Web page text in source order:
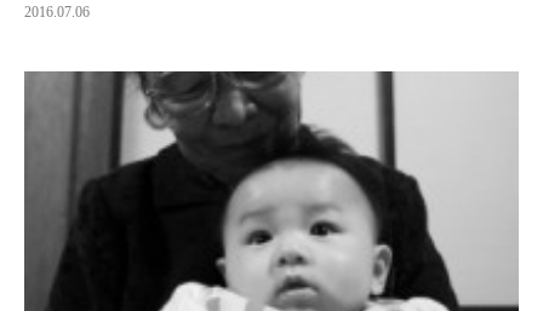
2016.07.06